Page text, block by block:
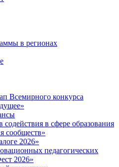
в регионах
Всемирного конкурса
содействия в сфере образования
сообществ»
2026»
педагогических
2026»